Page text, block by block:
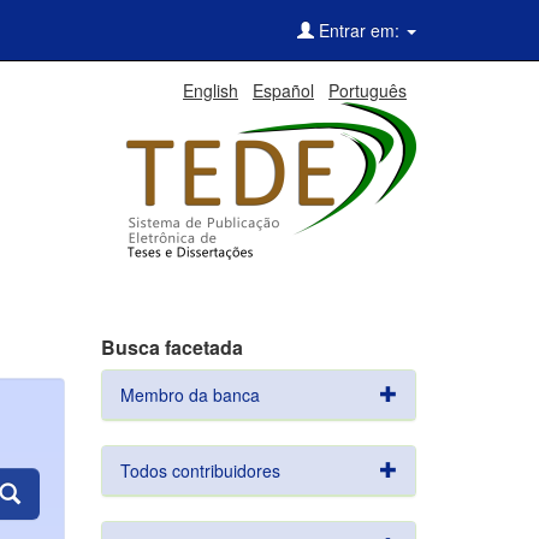
Entrar em:
English Español Português
Busca facetada
Membro da banca
Todos contribuidores